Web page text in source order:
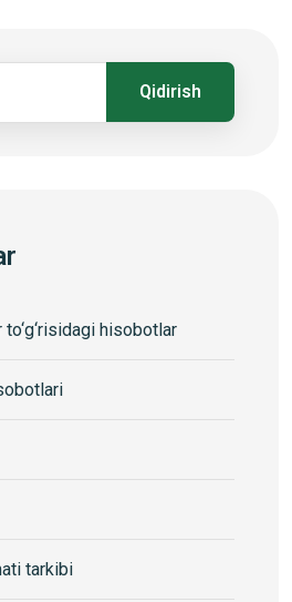
Qidirish
to‘g‘risidagi hisobotlar
tarkibi